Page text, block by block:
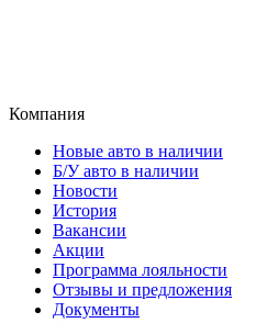
Б/У авто в наличии
Новости
История
Вакансии
Акции
Программа лояльности
Отзывы и предложения
Документы
Контакты